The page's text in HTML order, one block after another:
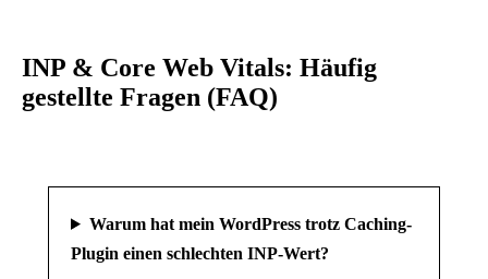
INP & Core Web Vitals: Häufig
gestellte Fragen (FAQ)
Warum hat mein WordPress trotz Caching-
Plugin einen schlechten INP-Wert?